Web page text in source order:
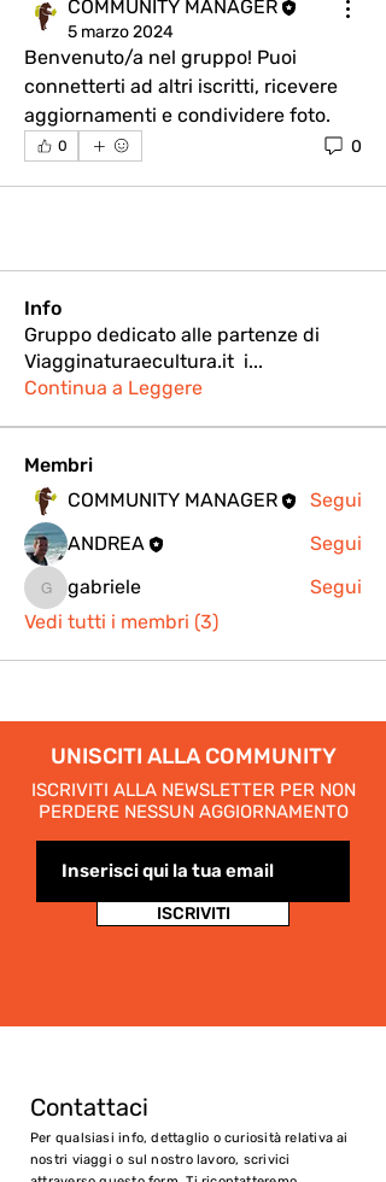
COMMUNITY MANAGER
5 marzo 2024
Benvenuto/a nel gruppo! Puoi
connetterti ad altri iscritti, ricevere
aggiornamenti e condividere foto.
0 0
Info
Gruppo dedicato alle partenze di
Viagginaturaecultura.it i...
Continua a Leggere
Membri
COMMUNITY MANAGER
Segui
ANDREA
Segui
gabriele
gabriele
Segui
Vedi tutti i membri (3)
UNISCITI ALLA COMMUNITY
ISCRIVITI ALLA NEWSLETTER PER NON
PERDERE NESSUN AGGIORNAMENTO
ISCRIVITI
Contattaci
Per qualsiasi info, dettaglio o curiosità relativa ai
nostri viaggi o sul nostro lavoro, scrivici